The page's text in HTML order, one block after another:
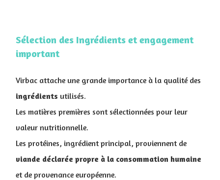
Sélection des Ingrédients et engagement
important
Virbac attache une grande importance à la qualité des
ingrédients utilisés.
Les matières premières sont sélectionnées pour leur
valeur nutritionnelle.
Les protéines, ingrédient principal, proviennent de
viande déclarée propre à la consommation humaine
et de provenance européenne.